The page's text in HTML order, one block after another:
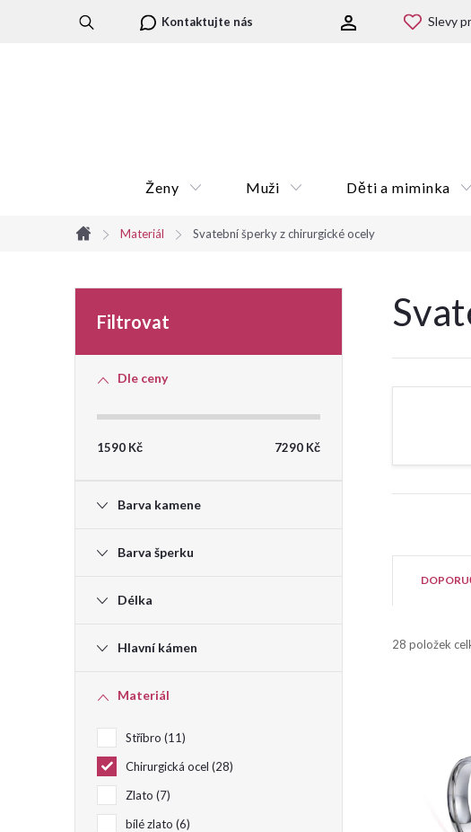
Kontaktujte nás Slevy
Ženy
Muži Děti a miminka
Domů
Materiál Svatební šperky z chirurgické ocely
o
Dle ceny
1590 Kč 7290 Kč
Barva kamene
Barva šperku
Délka
Hlavní kámen
Materiál
Stříbro 11
Chirurgická ocel 28
Zlato 7
bílé zlato 6
28 položek
V
p